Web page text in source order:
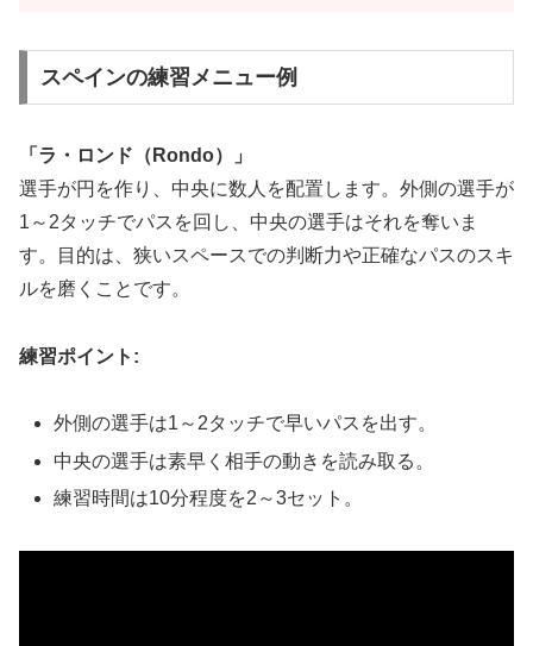
スペインの練習メニュー例
「ラ・ロンド（Rondo）」
選手が円を作り、中央に数人を配置します。外側の選手が
1～2タッチでパスを回し、中央の選手はそれを奪いま
す。目的は、狭いスペースでの判断力や正確なパスのスキ
ルを磨くことです。
練習ポイント:
外側の選手は1～2タッチで早いパスを出す。
中央の選手は素早く相手の動きを読み取る。
練習時間は10分程度を2～3セット。